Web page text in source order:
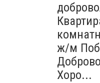
ж/м
Хоро...